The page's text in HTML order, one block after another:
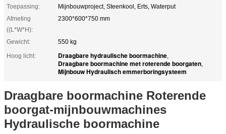
Toepassing:
Mijnbouwproject, Steenkool, Erts, Waterput
Afmeting
((L*W*H):
2300*600*750 mm
Gewicht:
550 kg
Hoog licht:
Draagbare hydraulische boormachine,
Draagbare boormachine met roterende boorgaten,
Mijnbouw Hydraulisch emmerboringsysteem
Draagbare boormachine Roterende
boorgat-mijnbouwmachines
Hydraulische boormachine